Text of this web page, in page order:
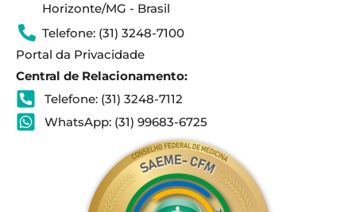
Horizonte/MG - Brasil
Telefone: (31) 3248-7100
Portal da Privacidade
Central de Relacionamento:
Telefone: (31) 3248-7112
WhatsApp: (31) 99683-6725